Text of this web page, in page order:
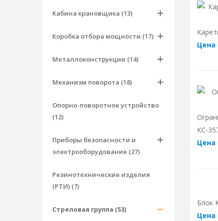
Кабина крановщика (13)
Коробка отбора мощности (17)
Металлоконструкции (14)
Механизм поворота (18)
Опорно-поворотное устройство
(12)
Приборы безопасности и
электрооборудование (27)
Резинотехнические изделия
(РТИ) (7)
Стреловая группа (53)
Цена
КС-
Цена
Блок
Цена